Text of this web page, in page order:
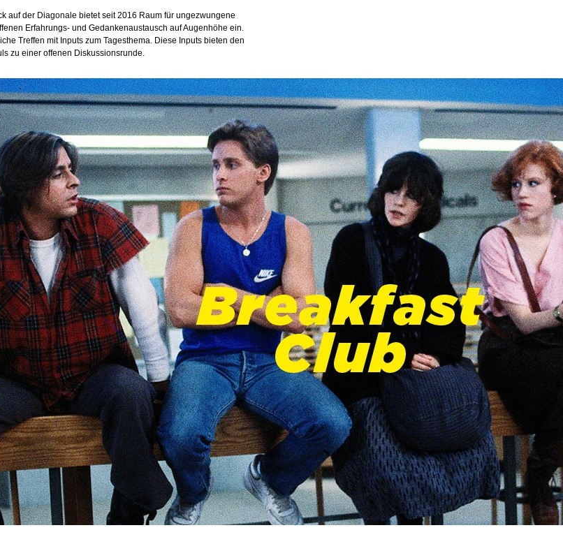
auf der Diagonale bietet seit 2016 Raum für ungezwungene
Erfahrungs- und Gedankenaustausch auf Augenhöhe ein.
Treffen mit Inputs zum Tagesthema. Diese Inputs bieten den
zu einer offenen Diskussionsrunde.